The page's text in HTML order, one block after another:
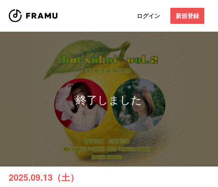
ログイン 新規登録
終了しました
2025.09.13（土）